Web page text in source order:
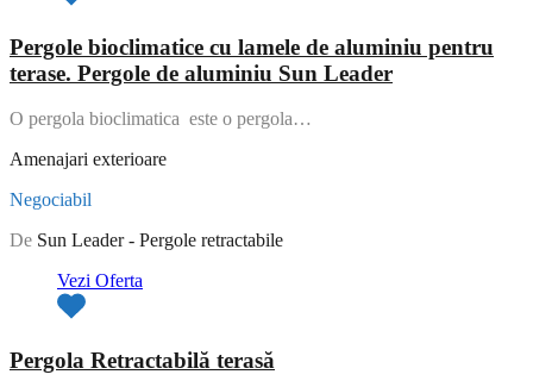
Pergole bioclimatice cu lamele de aluminiu pentru
terase. Pergole de aluminiu Sun Leader
O pergola bioclimatica este o pergola…
Amenajari exterioare
Negociabil
De Sun Leader - Pergole retractabile
Vezi Oferta
Pergola Retractabilă terasă